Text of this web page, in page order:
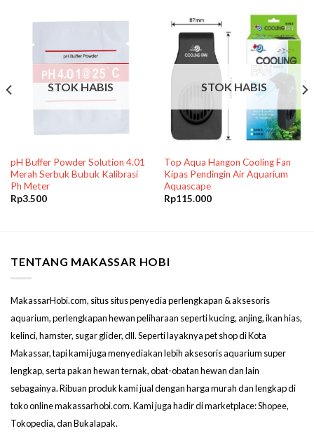
STOK HABIS
pH Buffer Powder Solution 4.01
Merah Serbuk Bubuk Kalibrasi
Ph Meter
Rp3.500
STOK HABIS
Top Aqua Hangon Cooling Fan
Kipas Pendingin Air Aquarium
Aquascape
Rp115.000
TENTANG MAKASSAR HOBI
MakassarHobi.com, situs situs penyedia perlengkapan & aksesoris
aquarium, perlengkapan hewan peliharaan seperti kucing, anjing, ikan hias,
kelinci, hamster, sugar glider, dll. Seperti layaknya pet shop di Kota
Makassar, tapi kami juga menyediakan lebih aksesoris aquarium super
lengkap, serta pakan hewan ternak, obat-obatan hewan dan lain
sebagainya. Ribuan produk kami jual dengan harga murah dan lengkap di
toko online makassarhobi.com. Kami juga hadir di marketplace: Shopee,
Tokopedia, dan Bukalapak.